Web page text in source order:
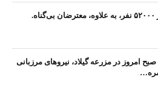
صبح امروز در مزرعه گیلاد، نیروهای مرزبانی